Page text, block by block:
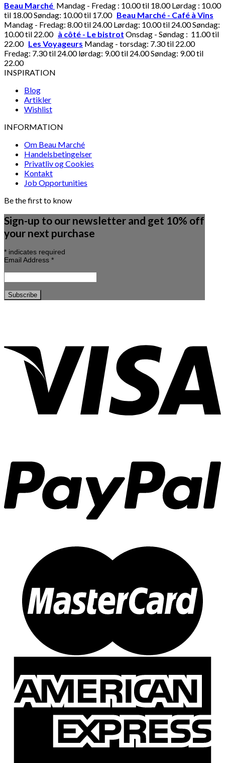
Beau Marché Mandag - Fredag : 10.00 til 18.00 Lørdag : 10.00
til 18.00 Søndag: 10.00 til 17.00 Beau Marché - Café à Vins
Mandag - Fredag: 8.00 til 24.00 Lørdag: 10.00 til 24.00 Søndag:
10.00 til 22.00 à côté - Le bistrot Onsdag - Søndag : 11.00 til
22.00 Les Voyageurs Mandag - torsdag: 7.30 til 22.00
Fredag: 7.30 til 24.00 lørdag: 9.00 til 24.00 Søndag: 9.00 til
22.00
INSPIRATION
Blog
Artikler
Wishlist
INFORMATION
Om Beau Marché
Handelsbetingelser
Privatliv og Cookies
Kontakt
Job Opportunities
Be the first to know
Sign-up to our newsletter and get 10% off
your next purchase
* indicates required
Email Address *